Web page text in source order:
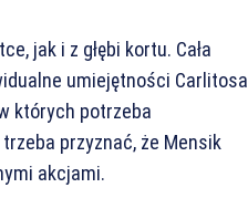
jak i z głębi kortu. Cała
umiejętności Carlitosa
których potrzeba
przyznać, że Mensik
akcjami.